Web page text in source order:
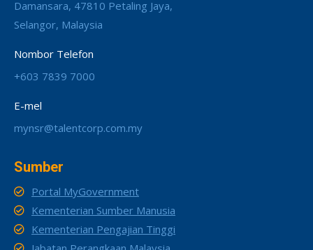
Damansara, 47810 Petaling Jaya,
Selangor, Malaysia
Nombor Telefon
+603 7839 7000
E-mel
mynsr@talentcorp.com.my
Sumber
Portal MyGovernment
Kementerian Sumber Manusia
Kementerian Pengajian Tinggi